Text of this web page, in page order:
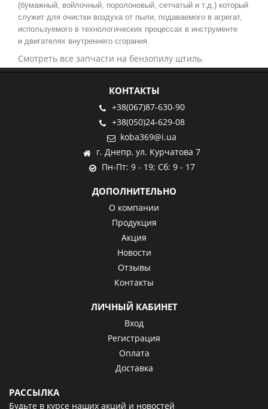
(бумажный, войлочный, поролоновый, сетчатый и т.д.) который
служит для очистки воздуха от пыли, подаваемого в агрегат,
используемого в технологических процессах в инструменте
и двигателях внутреннего сгорания.
Смотреть все запчасти на бензопилу штиль.
КОНТАКТЫ
+38(067)87-630-90
+38(050)24-629-08
koba369@i.ua
г. Днепр, ул. Курчатова 7
Пн-Пт: 9 - 19; Сб: 9 - 17
ДОПОЛНИТЕЛЬНО
О компании
Продукция
Акция
Новости
Отзывы
Контакты
ЛИЧНЫЙ КАБИНЕТ
Вход
Регистрация
Оплата
Доставка
РАССЫЛКА
Будьте в курсе наших акций и новостей